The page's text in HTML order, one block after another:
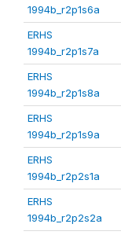
1994b_r2p1s6a
ERHS
1994b_r2p1s7a
ERHS
1994b_r2p1s8a
ERHS
1994b_r2p1s9a
ERHS
1994b_r2p2s1a
ERHS
1994b_r2p2s2a